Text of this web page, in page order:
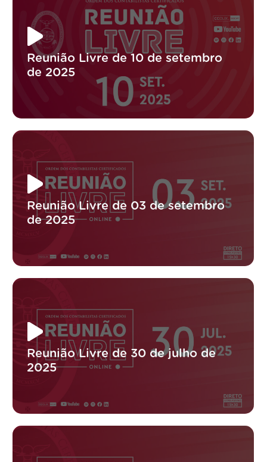
Reunião Livre de 10 de setembro
de 2025
Reunião Livre de 03 de setembro
de 2025
Reunião Livre de 30 de julho de
2025